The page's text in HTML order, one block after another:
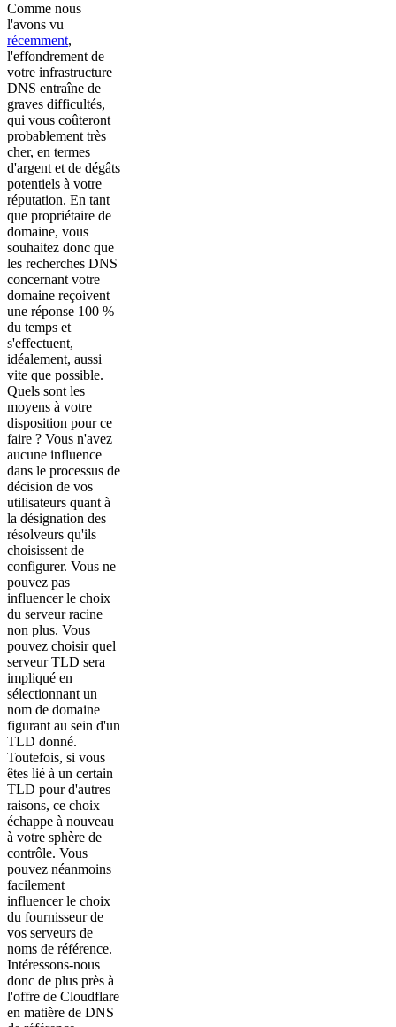
Comme nous
l'avons vu
récemment,
l'effondrement de
votre infrastructure
DNS entraîne de
graves difficultés,
qui vous coûteront
probablement très
cher, en termes
d'argent et de dégâts
potentiels à votre
réputation. En tant
que propriétaire de
domaine, vous
souhaitez donc que
les recherches DNS
concernant votre
domaine reçoivent
une réponse 100 %
du temps et
s'effectuent,
idéalement, aussi
vite que possible.
Quels sont les
moyens à votre
disposition pour ce
faire ? Vous n'avez
aucune influence
dans le processus de
décision de vos
utilisateurs quant à
la désignation des
résolveurs qu'ils
choisissent de
configurer. Vous ne
pouvez pas
influencer le choix
du serveur racine
non plus. Vous
pouvez choisir quel
serveur TLD sera
impliqué en
sélectionnant un
nom de domaine
figurant au sein d'un
TLD donné.
Toutefois, si vous
êtes lié à un certain
TLD pour d'autres
raisons, ce choix
échappe à nouveau
à votre sphère de
contrôle. Vous
pouvez néanmoins
facilement
influencer le choix
du fournisseur de
vos serveurs de
noms de référence.
Intéressons-nous
donc de plus près à
l'offre de Cloudflare
en matière de DNS